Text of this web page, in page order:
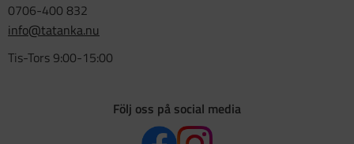
0706-400 832
info@tatanka.nu
Tis-Tors 9:00-15:00
Följ oss på social media